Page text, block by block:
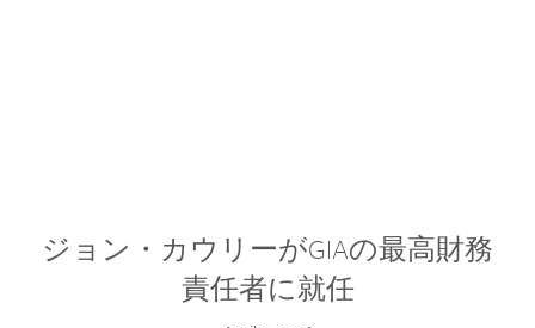
ジョン・カウリーがGIAの最高財務
責任者に就任